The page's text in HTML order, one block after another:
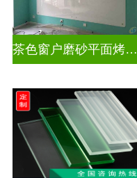
茶色窗户磨砂平面烤漆玻璃